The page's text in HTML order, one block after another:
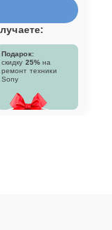
Подарок:
скидку 25% на
ремонт техники
Sony